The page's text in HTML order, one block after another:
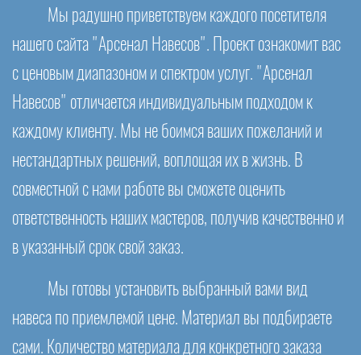
Мы радушно приветствуем каждого посетителя
нашего сайта "Арсенал Навесов". Проект ознакомит вас
с ценовым диапазоном и спектром услуг. "Арсенал
Навесов" отличается индивидуальным подходом к
каждому клиенту. Мы не боимся ваших пожеланий и
нестандартных решений, воплощая их в жизнь. В
совместной с нами работе вы сможете оценить
ответственность наших мастеров, получив качественно и
в указанный срок свой заказ.
Мы готовы установить выбранный вами вид
навеса по приемлемой цене. Материал вы подбираете
сами. Количество материала для конкретного заказа